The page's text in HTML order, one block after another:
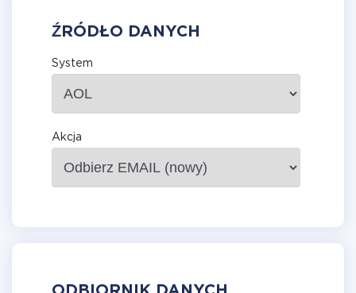
ŹRÓDŁO DANYCH
System
Akcja